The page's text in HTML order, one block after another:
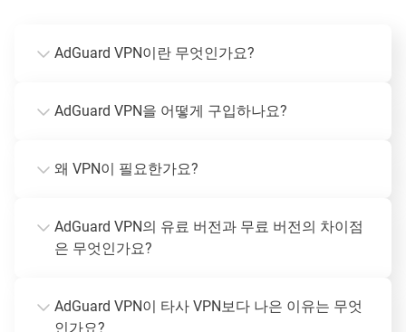
AdGuard VPN이란 무엇인가요?
AdGuard VPN을 어떻게 구입하나요?
왜 VPN이 필요한가요?
AdGuard VPN의 유료 버전과 무료 버전의 차이점
은 무엇인가요?
AdGuard VPN이 타사 VPN보다 나은 이유는 무엇
인가요?